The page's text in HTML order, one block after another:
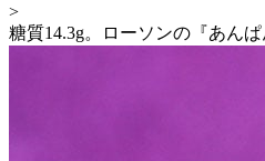
>
糖質14.3g。ローソンの『あん